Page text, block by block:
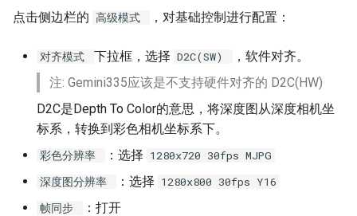
点击侧边栏的 高级模式 ，对基础控制进行配置：
对齐模式 下拉框，选择 D2C(SW)
，软件对齐。
注: Gemini335应该是不支持硬件对齐的 D2C(HW)
D2C是Depth To Color的意思，将深度图从深度相机坐
标系，转换到彩色相机坐标系下。
彩色分辨率 ：选择 1280x720 30fps MJPG
深度图分辨率
：选择 1280x800 30fps Y16
帧同步
：打开